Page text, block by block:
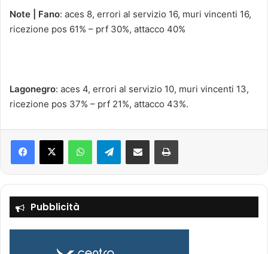
Note | Fano: aces 8, errori al servizio 16, muri vincenti 16,
ricezione pos 61% – prf 30%, attacco 40%
Lagonegro: aces 4, errori al servizio 10, muri vincenti 13,
ricezione pos 37% – prf 21%, attacco 43%.
Telegram
Pubblicità